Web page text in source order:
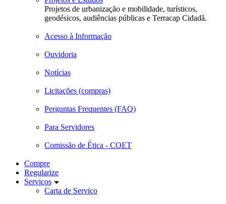
Projetos de urbanização e mobilidade, turísticos,
geodésicos, audiências públicas e Terracap Cidadã.
Acesso à Informação
Ouvidoria
Notícias
Licitações (compras)
Perguntas Frequentes (FAQ)
Para Servidores
Comissão de Ética - COET
Compre
Regularize
Serviços
Carta de Serviço